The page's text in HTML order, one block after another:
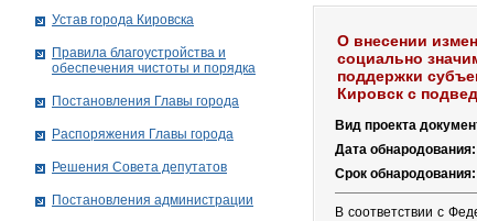
О внесении
социально
поддержки
Кировск с
Вид проекта
Дата обнародования:
Срок обнародования:
В соответствии с
Устав города Кировска
Правила благоустройства и
обеспечения чистоты и порядка
Постановления Главы города
Распоряжения Главы города
Решения Совета депутатов
Постановления администрации